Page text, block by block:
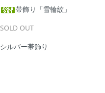
帯飾り「雪輪紋」
SOLD OUT
シルバー帯飾り